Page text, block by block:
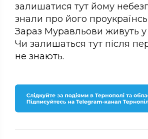
залишатися тут йому
знали про його
Зараз Муравльови живуть
Чи залишаться тут після
не знають.